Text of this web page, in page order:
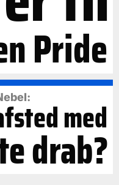
Pride
med
drab?